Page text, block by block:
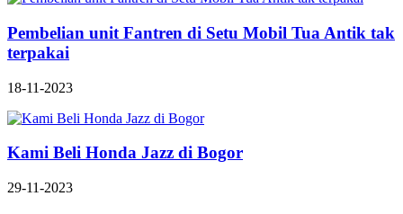
Pembelian unit Fantren di Setu Mobil Tua Antik tak
terpakai
18-11-2023
Kami Beli Honda Jazz di Bogor
29-11-2023